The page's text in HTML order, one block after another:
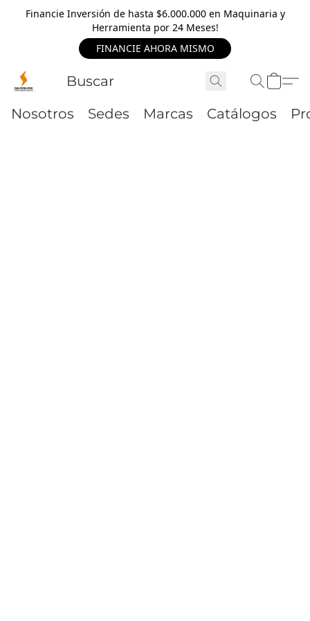
Financie Inversión de hasta $6.000.000 en Maquinaria y
Herramienta por 24 Meses!
FINANCIE AHORA MISMO
Nosotros Sedes Marcas Catálogos